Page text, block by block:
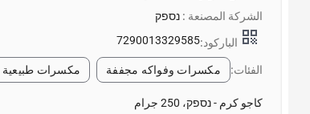
الشركة المصنعة :נספק
qr_code الباركود:7290013329585
الفئات: مكسرات وفواكه مجففة مكسرات طبيعية
كاجو كرم - נספק، 250 جرام